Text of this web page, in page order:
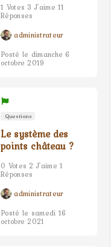
1 Votes 3 J'aime 11
Réponses
administrateur
Posté le dimanche 6
octobre 2019
Questions
Le système des
points château ?
0 Votes 2 J'aime 1
Réponses
administrateur
Posté le samedi 16
octobre 2021